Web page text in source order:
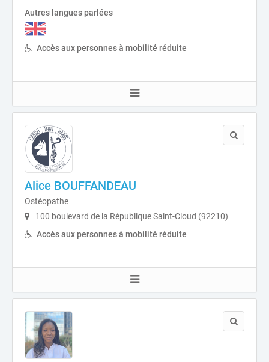
Autres langues parlées
Accès aux personnes à mobilité réduite
Alice BOUFFANDEAU
Ostéopathe
100 boulevard de la République Saint-Cloud (92210)
Accès aux personnes à mobilité réduite